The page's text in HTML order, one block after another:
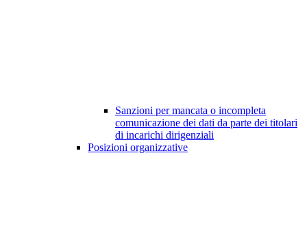
Sanzioni per mancata o incompleta
comunicazione dei dati da parte dei titolari
di incarichi dirigenziali
Posizioni organizzative